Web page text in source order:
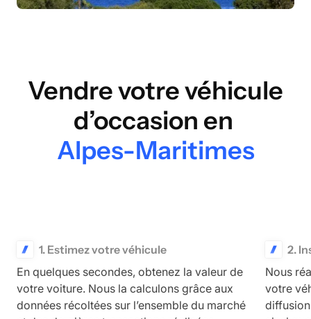
Vendre votre véhicule
d’occasion en
Alpes-Maritimes
1. Estimez votre véhicule
En quelques secondes, obtenez la valeur de
votre voiture. Nous la calculons grâce aux
données récoltées sur l’ensemble du marché
2.
Nous
votre